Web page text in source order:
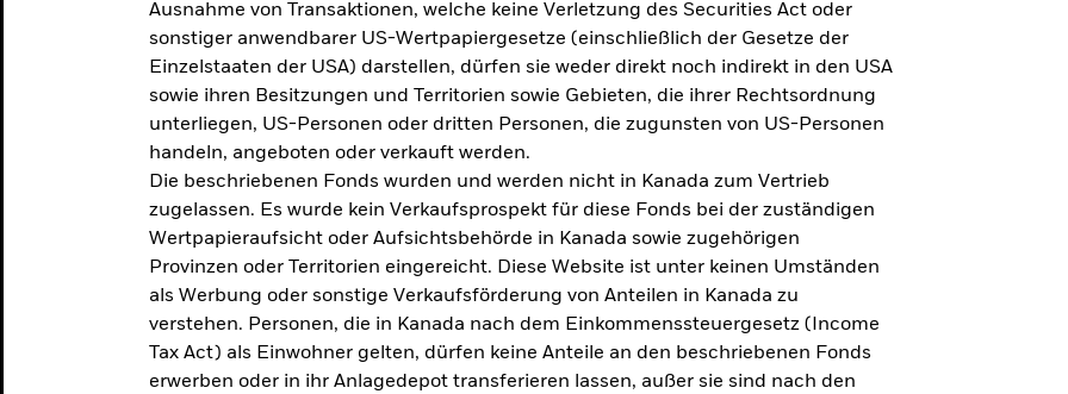
Ausnahme von Transaktionen, welche keine Verletzung des Securities Act oder
sonstiger anwendbarer US-Wertpapiergesetze (einschließlich der Gesetze der
Einzelstaaten der USA) darstellen, dürfen sie weder direkt noch indirekt in den USA
sowie ihren Besitzungen und Territorien sowie Gebieten, die ihrer Rechtsordnung
unterliegen, US-Personen oder dritten Personen, die zugunsten von US-Personen
handeln, angeboten oder verkauft werden.
Die beschriebenen Fonds wurden und werden nicht in Kanada zum Vertrieb
zugelassen. Es wurde kein Verkaufsprospekt für diese Fonds bei der zuständigen
Wertpapieraufsicht oder Aufsichtsbehörde in Kanada sowie zugehörigen
Provinzen oder Territorien eingereicht. Diese Website ist unter keinen Umständen
als Werbung oder sonstige Verkaufsförderung von Anteilen in Kanada zu
verstehen. Personen, die in Kanada nach dem Einkommenssteuergesetz (Income
Tax Act) als Einwohner gelten, dürfen keine Anteile an den beschriebenen Fonds
erwerben oder in ihr Anlagedepot transferieren lassen, außer sie sind nach den